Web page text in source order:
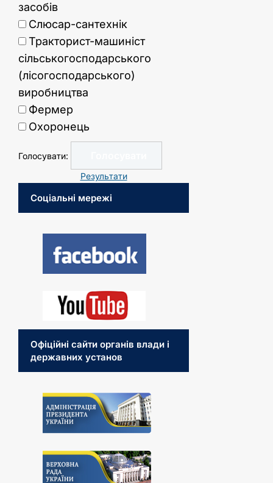
засобів
Слюсар-сантехнік
Тракторист-машиніст
сільськогосподарського
(лісогосподарського)
виробництва
Фермер
Охоронець
Голосувати:
Результати
Соціальні мережі
Офіційні сайти органів влади і
державних установ